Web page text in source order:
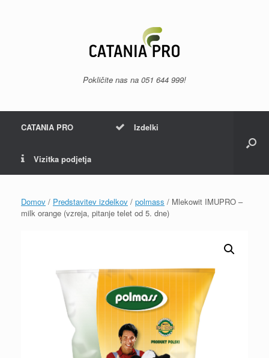
Pokličite nas na 051 644 999!
CATANIA PRO Izdelki
Vizitka podjetja
Domov / Predstavitev izdelkov / polmass / Mlekowit IMUPRO –
milk orange (vzreja, pitanje telet od 5. dne)